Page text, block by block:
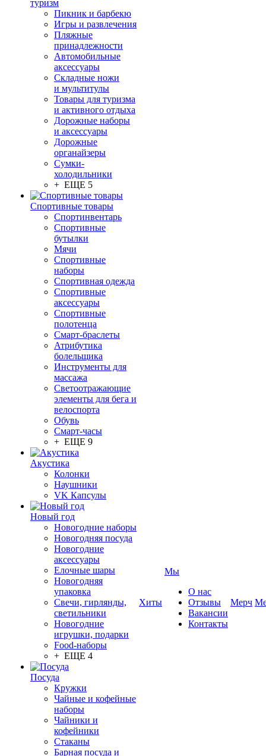
туризм
Пикник и барбекю
Игры и развлечения
Пляжные
принадлежности
Автомобильные
аксессуары
Складные ножи
и мультитулы
Товары для туризма
и активного отдыха
Дорожные наборы
и аксессуары
Дорожные
органайзеры
Сумки-
холодильники
+ ЕЩЕ 5
Спортивные товары
Спортинвентарь
Спортивные
бутылки
Мячи
Спортивные
наборы
Спортивная одежда
Спортивные
аксессуары
Спортивные
полотенца
Смарт-браслеты
Атрибутика
болельщика
Инструменты для
массажа
Светоотражающие
элементы для бега и
велоспорта
Обувь
Смарт-часы
+ ЕЩЕ 9
Акустика
Колонки
Наушники
VK Капсулы
Новый год
Новогодние наборы
Новогодняя посуда
Новогодние
аксессуары
Елочные шары
Новогодняя
упаковка
Свечи, гирлянды,
светильники
Новогодние
игрушки, подарки
Food-наборы
+ ЕЩЕ 4
Посуда
Кружки
Чайные и кофейные
наборы
Чайники и
кофейники
Стаканы
Барная посуда и
Хиты
Мы
О нас
Отзывы
Вакансии
Контакты
Мерч